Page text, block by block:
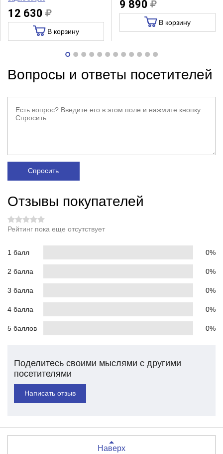
12 630
В корзину
9 890
В корзину
Вопросы и ответы посетителей
Спросить
Отзывы покупателей
Рейтинг пока еще отсутствует
1 балл 0%
2 балла 0%
3 балла 0%
4 балла 0%
5 баллов 0%
Поделитесь своими мыслями с другими
посетителями
Написать отзыв
Наверх